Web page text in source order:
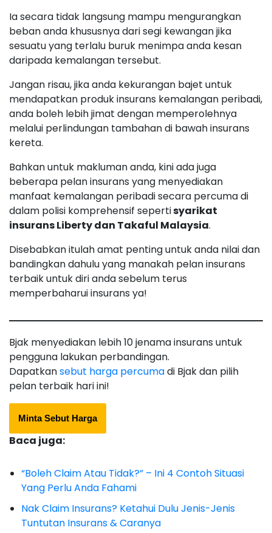
Ia secara tidak langsung mampu mengurangkan
beban anda khususnya dari segi kewangan jika
sesuatu yang terlalu buruk menimpa anda kesan
daripada kemalangan tersebut.
Jangan risau, jika anda kekurangan bajet untuk
mendapatkan produk insurans kemalangan peribadi,
anda boleh lebih jimat dengan memperolehnya
melalui perlindungan tambahan di bawah insurans
kereta.
Bahkan untuk makluman anda, kini ada juga
beberapa pelan insurans yang menyediakan
manfaat kemalangan peribadi secara percuma di
dalam polisi komprehensif sepertisyarikat
insurans Liberty dan Takaful Malaysia.
Disebabkan itulah amat penting untuk anda nilai dan
bandingkan dahulu yang manakah pelan insurans
terbaik untuk diri anda sebelum terus
memperbaharui insurans ya!
Bjak menyediakan lebih 10 jenama insurans untuk
pengguna lakukan perbandingan.
Dapatkansebut harga percumadi Bjak dan pilih
pelan terbaik hari ini!
Minta Sebut Harga
Baca juga:
“Boleh Claim Atau Tidak?” – Ini 4 Contoh Situasi
Yang Perlu Anda Fahami
Nak Claim Insurans? Ketahui Dulu Jenis-Jenis
Tuntutan Insurans & Caranya